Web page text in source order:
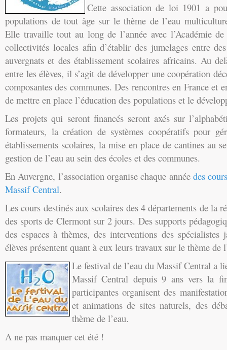
Cette association de loi 1901 a
populations de tout âge sur le thème de l’eau
Elle travaille tout au long de l’année avec l’Académie
collectivités locales afin d’établir des jumelages entre
auvergnats et des établissement scolaires africains. Au
entre les élèves, il s’agit de développer une coopération
composantes des communes. Des rencontres en France
de mettre en place l’éducation des populations et le
Les projets qui seront financés seront axés sur
formateurs, la création de systèmes coopératifs pour
établissements scolaires, la mise en place de cantines au
gestion de l’eau au sein des écoles et des communes.
En Auvergne, l’association organise chaque année des
Massif Central.
Les cours destinés aux scolaires des 4 départements de la
des sports de Clermont sur 2 jours. Des supports
des espaces à thèmes, des interventions des
élèves présentent quant à eux leurs travaux sur le thème de
Le festival de l’eau du Massif Central a
Massif Central depuis 9 ans vers la
participantes organisent des
et animations de sites naturels, des
thème de l’eau.
A ne pas manquer cet été !